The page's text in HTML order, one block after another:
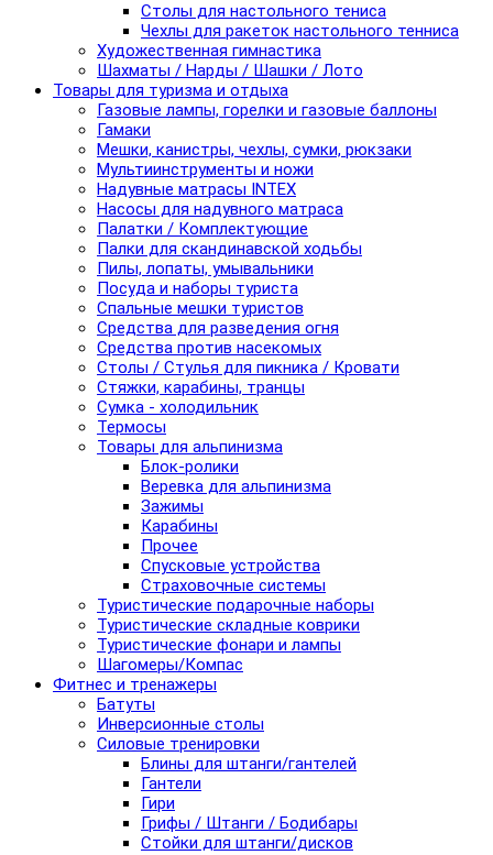
Столы для настольного тениса
Чехлы для ракеток настольного тенниса
Художественная гимнастика
Шахматы / Нарды / Шашки / Лото
Товары для туризма и отдыха
Газовые лампы, горелки и газовые баллоны
Гамаки
Мешки, канистры, чехлы, сумки, рюкзаки
Мультиинструменты и ножи
Надувные матрасы INTEX
Насосы для надувного матраса
Палатки / Комплектующие
Палки для скандинавской ходьбы
Пилы, лопаты, умывальники
Посуда и наборы туриста
Спальные мешки туристов
Средства для разведения огня
Средства против насекомых
Столы / Стулья для пикника / Кровати
Стяжки, карабины, транцы
Сумка - холодильник
Термосы
Товары для альпинизма
Блок-ролики
Веревка для альпинизма
Зажимы
Карабины
Прочее
Спусковые устройства
Страховочные системы
Туристические подарочные наборы
Туристические складные коврики
Туристические фонари и лампы
Шагомеры/Компас
Фитнес и тренажеры
Батуты
Инверсионные столы
Силовые тренировки
Блины для штанги/гантелей
Гантели
Гири
Грифы / Штанги / Бодибары
Стойки для штанги/дисков